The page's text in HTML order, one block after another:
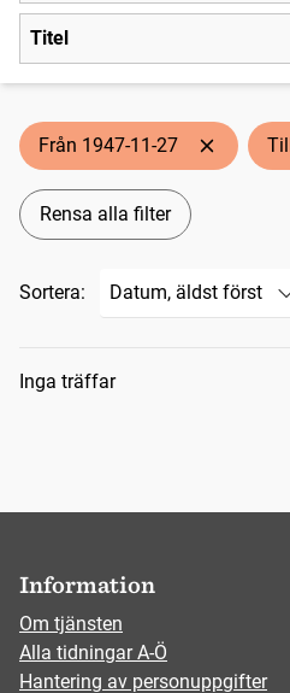
Titel
Från 1947-11-27
Rensa alla filter
Sortera:
Sökresultat
Inga träffar
Information
Om tjänsten
Alla tidningar A-Ö
Hantering av personuppgifter